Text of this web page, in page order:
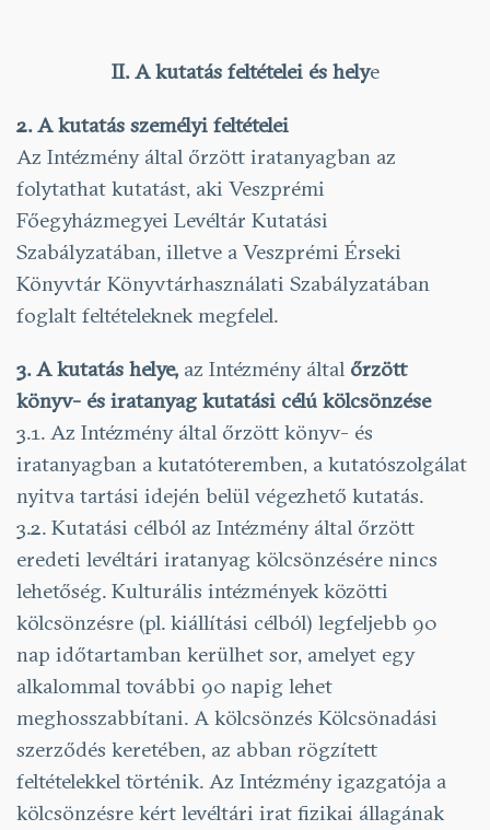
II. A kutatás feltételei és helye
2. A kutatás személyi feltételei
Az Intézmény által őrzött iratanyagban az
folytathat kutatást, aki Veszprémi
Főegyházmegyei Levéltár Kutatási
Szabályzatában, illetve a Veszprémi Érseki
Könyvtár Könyvtárhasználati Szabályzatában
foglalt feltételeknek megfelel.
3. A kutatás helye, az Intézmény által őrzött
könyv- és iratanyag kutatási célú kölcsönzése
3.1. Az Intézmény által őrzött könyv- és
iratanyagban a kutatóteremben, a kutatószolgálat
nyitva tartási idején belül végezhető kutatás.
3.2. Kutatási célból az Intézmény által őrzött
eredeti levéltári iratanyag kölcsönzésére nincs
lehetőség. Kulturális intézmények közötti
kölcsönzésre (pl. kiállítási célból) legfeljebb 90
nap időtartamban kerülhet sor, amelyet egy
alkalommal további 90 napig lehet
meghosszabbítani. A kölcsönzés Kölcsönadási
szerződés keretében, az abban rögzített
feltételekkel történik. Az Intézmény igazgatója a
kölcsönzésre kért levéltári irat fizikai állagának